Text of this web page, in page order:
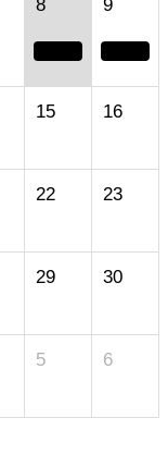
8 9
15 16
22 23
29 30
5 6